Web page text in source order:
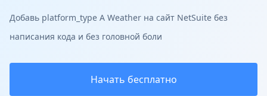
Добавь platform_type A Weather на сайт NetSuite без
написания кода и без головной боли
Начать бесплатно